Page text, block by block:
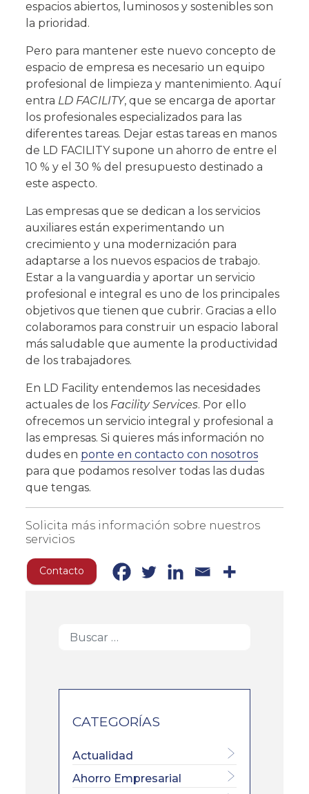
espacios abiertos, luminosos y sostenibles son
la prioridad.
Pero para mantener este nuevo concepto de
espacio de empresa es necesario un equipo
profesional de limpieza y mantenimiento. Aquí
entra LD FACILITY, que se encarga de aportar
los profesionales especializados para las
diferentes tareas. Dejar estas tareas en manos
de LD FACILITY supone un ahorro de entre el
10 % y el 30 % del presupuesto destinado a
este aspecto.
Las empresas que se dedican a los servicios
auxiliares están experimentando un
crecimiento y una modernización para
adaptarse a los nuevos espacios de trabajo.
Estar a la vanguardia y aportar un servicio
profesional e integral es uno de los principales
objetivos que tienen que cubrir. Gracias a ello
colaboramos para construir un espacio laboral
más saludable que aumente la productividad
de los trabajadores.
En LD Facility entendemos las necesidades
actuales de los Facility Services. Por ello
ofrecemos un servicio integral y profesional a
las empresas. Si quieres más información no
dudes en ponte en contacto con nosotros
para que podamos resolver todas las dudas
que tengas.
Solicita más información sobre nuestros
servicios
Contacto
CATEGORÍAS
Actualidad
Ahorro Empresarial